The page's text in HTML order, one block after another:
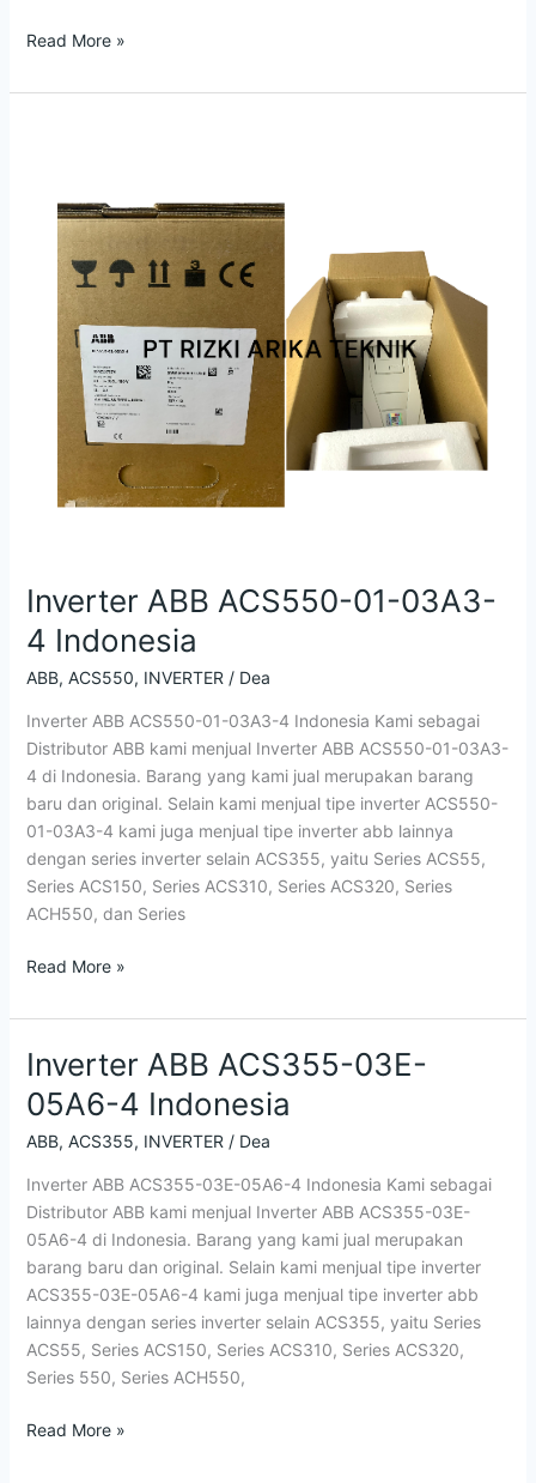
Read More »
Inverter ABB ACS550-01-03A3-
4 Indonesia
ABB, ACS550, INVERTER / Dea
Inverter ABB ACS550-01-03A3-4 Indonesia Kami sebagai
Distributor ABB kami menjual Inverter ABB ACS550-01-03A3-
4 di Indonesia. Barang yang kami jual merupakan barang
baru dan original. Selain kami menjual tipe inverter ACS550-
01-03A3-4 kami juga menjual tipe inverter abb lainnya
dengan series inverter selain ACS355, yaitu Series ACS55,
Series ACS150, Series ACS310, Series ACS320, Series
ACH550, dan Series
Indonesia
Read More »
Inverter ABB ACS355-03E-
05A6-4 Indonesia
ABB, ACS355, INVERTER/ Dea
Inverter ABB ACS355-03E-05A6-4 Indonesia Kami sebagai
Distributor ABB kami menjual Inverter ABB ACS355-03E-
05A6-4 di Indonesia. Barang yang kami jual merupakan
barang baru dan original. Selain kami menjual tipe inverter
ACS355-03E-05A6-4 kami juga menjual tipe inverter abb
lainnya dengan series inverter selain ACS355, yaitu Series
ACS55, Series ACS150, Series ACS310, Series ACS320,
Series 550, Series ACH550,
Inverter
ACS355-
03E-
4
Indonesia
Read More »